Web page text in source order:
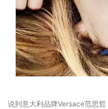
说到意大利品牌Versace范思